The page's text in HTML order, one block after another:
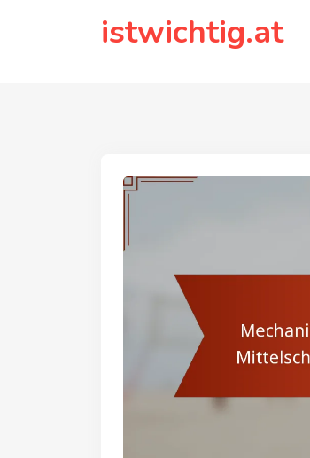
istwichtig.at